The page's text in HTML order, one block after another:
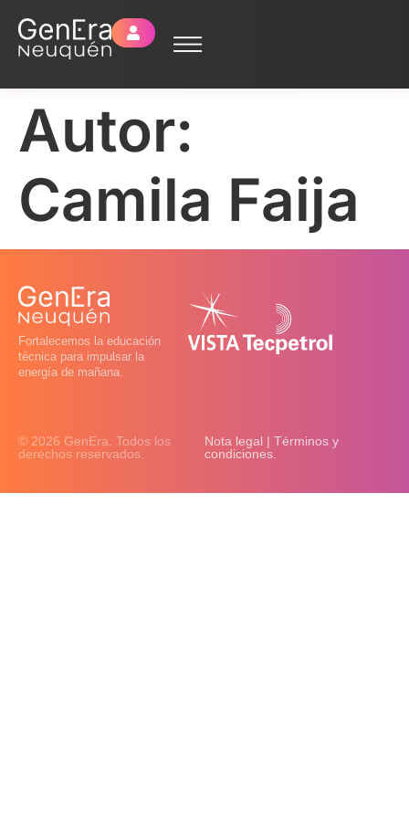
Autor:
Camila Faija
Fortalecemos la educación
técnica para impulsar la
energía de mañana.
© 2026 GenEra. Todos los
derechos reservados.
Nota legal | Términos y
condiciones.